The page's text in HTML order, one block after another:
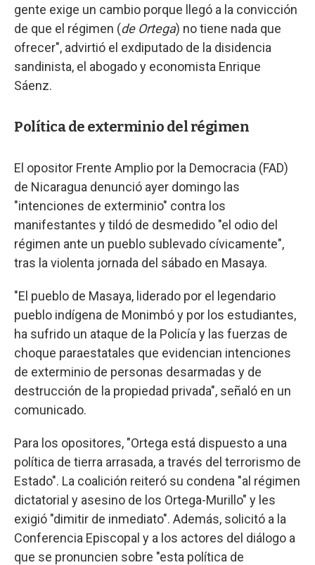
gente exige un cambio porque llegó a la convicción
de que el régimen (de Ortega) no tiene nada que
ofrecer", advirtió el exdiputado de la disidencia
sandinista, el abogado y economista Enrique
Sáenz.
Política de exterminio del régimen
El opositor Frente Amplio por la Democracia (FAD)
de Nicaragua denunció ayer domingo las
"intenciones de exterminio" contra los
manifestantes y tildó de desmedido "el odio del
régimen ante un pueblo sublevado cívicamente",
tras la violenta jornada del sábado en Masaya.
"El pueblo de Masaya, liderado por el legendario
pueblo indígena de Monimbó y por los estudiantes,
ha sufrido un ataque de la Policía y las fuerzas de
choque paraestatales que evidencian intenciones
de exterminio de personas desarmadas y de
destrucción de la propiedad privada", señaló en un
comunicado.
Para los opositores, "Ortega está dispuesto a una
política de tierra arrasada, a través del terrorismo de
Estado". La coalición reiteró su condena "al régimen
dictatorial y asesino de los Ortega-Murillo" y les
exigió "dimitir de inmediato". Además, solicitó a la
Conferencia Episcopal y a los actores del diálogo a
que se pronuncien sobre "esta política de